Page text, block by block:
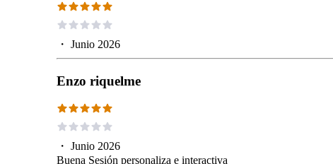
・ Junio 2026
Enzo riquelme
・ Junio 2026
Buena Sesión personaliza e interactiva